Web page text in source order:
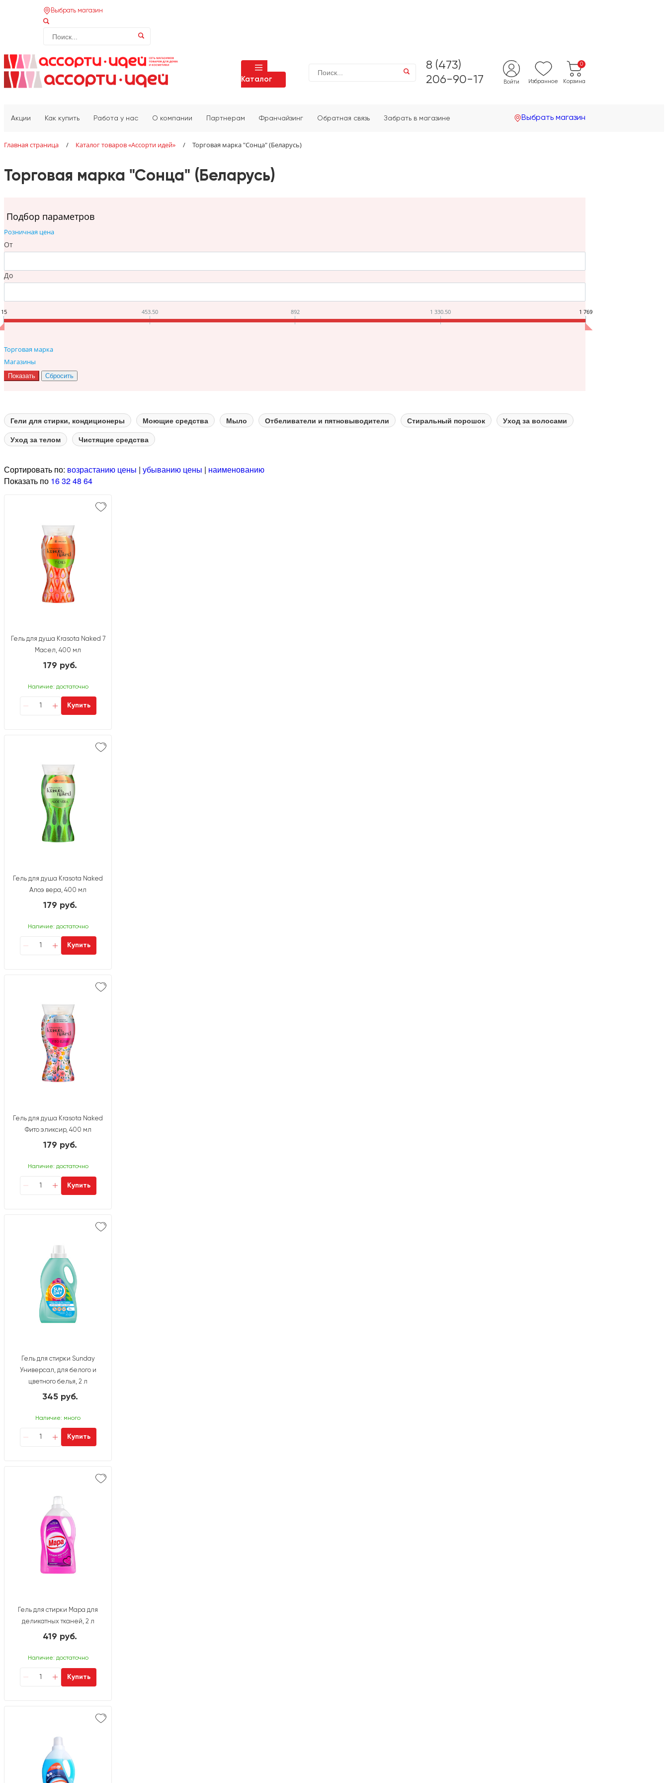
Выбрать магазин
Каталог
8 (473)
206-90-17
Войти Избранное Корзина
0
Акции Как купить Работа у нас О компании Партнерам Франчайзинг Обратная связь Забрать в магазине Выбрать магазин
Главная страница / Каталог товаров «‎Ассорти идей»‎ / Торговая марка "Сонца" (Беларусь)
Торговая марка "Сонца" (Беларусь)
Подбор параметров
Розничная цена
От
До
15 453.50 892 1 330.50 1 769
Торговая марка
Магазины
Гели для стирки, кондиционеры Моющие средства Мыло Отбеливатели и пятновыводители Стиральный порошок
Уход за волосами
Уход за телом
Чистящие средства
Сортировать по: возрастанию цены | убыванию цены | наименованию
Показать по 163248 64
Гель для душа Krasota Naked 7
Масел, 400 мл
179 руб.
Наличие: достаточно
Купить
Гель для душа Krasota Naked
Алоэ вера, 400 мл
179 руб.
Наличие: достаточно
Купить
Гель для душа Krasota Naked
Фито эликсир, 400 мл
179 руб.
Наличие: достаточно
Купить
Гель для стирки Sunday
Универсал, для белого и
цветного белья, 2 л
345 руб.
Наличие: много
Купить
Гель для стирки Мара для
деликатных тканей, 2 л
419 руб.
Наличие: достаточно
Купить